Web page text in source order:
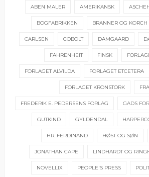
ABEN MALER AMERIKANSK
BOGFABRIKKEN BRANNER OG KORCH
CARLSEN COBOLT DAMGAARD
FAHRENHEIT FINSK
FORLAGET ALVILDA FORLAGET ETCETERA
FORLAGET KRONSTORK
FREDERIK E. PEDERSENS FORLAG GADS
GUTKIND GYLDENDAL
HR. FERDINAND HØST OG SØN
JONATHAN CAPE LINDHARDT OG
NOVELLIX PEOPLE'S PRESS